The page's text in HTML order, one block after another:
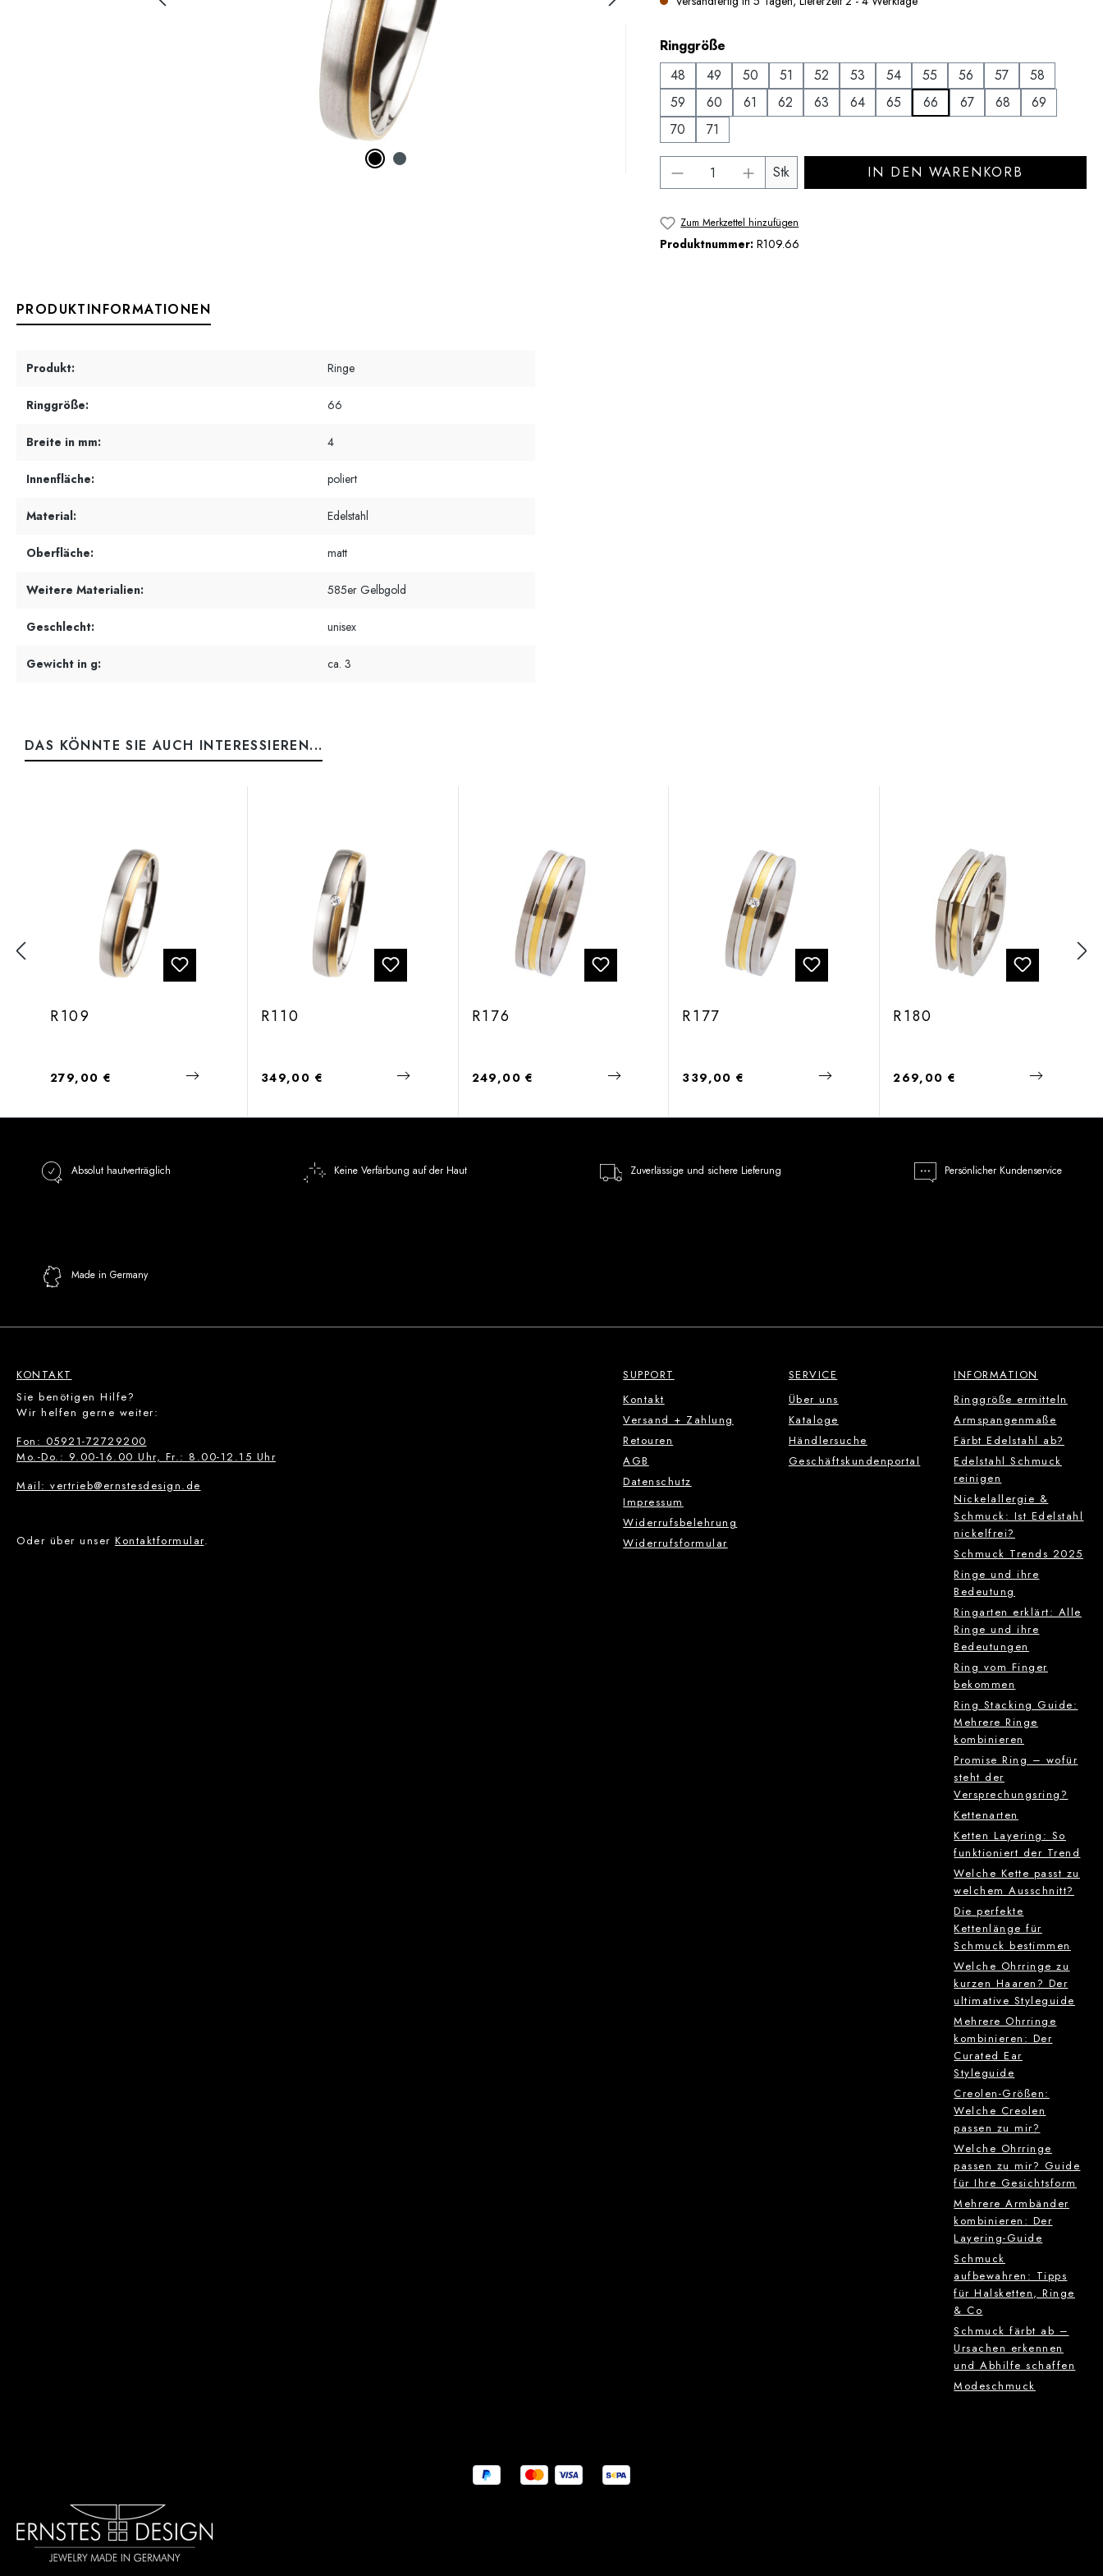
Ringgröße
48
49 50 51 52 53 54 55 56 57
58
59
60 61 62 63 64 65 66 67 68
69
70
71
Produkt Anzahl: Gib den gewünschten Wert ein
Stk IN DEN WARENKORB
Zum Merkzettel hinzufügen
Produktnummer: R109.66
PRODUKTINFORMATIONEN
Produkt: Ringe
Ringgröße: 66
Breite in mm: 4
Innenfläche: poliert
Material: Edelstahl
Oberfläche: matt
Weitere Materialien: 585er Gelbgold
Geschlecht: unisex
Gewicht in g: ca. 3
DAS KÖNNTE SIE AUCH INTERESSIEREN...
R109
Regulärer Preis:
279,00 €
R110
Regulärer Preis:
349,00 €
R176
Regulärer Preis:
249,00 €
R177
Regulärer Preis:
339,00 €
R180
Regulärer Preis:
269,00 €
Absolut hautverträglich Keine Verfärbung auf der Haut Zuverlässige und sichere Lieferung Persönlicher Kundenservice
Made in Germany
KONTAKT
Sie benötigen Hilfe?
Wir helfen gerne weiter:
Fon: 05921-72729200
Mo.-Do.: 9.00-16.00 Uhr, Fr.: 8.00-12.15 Uhr
Mail: vertrieb@ernstesdesign.de
Oder über unser Kontaktformular.
SUPPORT
Kontakt
Versand + Zahlung
Retouren
AGB
Datenschutz
Impressum
Widerrufsbelehrung
Widerrufsformular
SERVICE
Über uns
Kataloge
Händlersuche
Geschäftskundenportal
INFORMATION
Ringgröße ermitteln
Armspangenmaße
Färbt Edelstahl ab?
Edelstahl Schmuck
reinigen
Nickelallergie &
Schmuck: Ist Edelstahl
nickelfrei?
Schmuck Trends 2025
Ringe und ihre
Bedeutung
Ringarten erklärt: Alle
Ringe und ihre
Bedeutungen
Ring vom Finger
bekommen
Ring Stacking Guide:
Mehrere Ringe
kombinieren
Promise Ring – wofür
steht der
Versprechungsring?
Kettenarten
Ketten Layering: So
funktioniert der Trend
Welche Kette passt zu
welchem Ausschnitt?
Die perfekte
Kettenlänge für
Schmuck bestimmen
Welche Ohrringe zu
kurzen Haaren? Der
ultimative Styleguide
Mehrere Ohrringe
kombinieren: Der
Curated Ear
Styleguide
Creolen-Größen:
Welche Creolen
passen zu mir?
Welche Ohrringe
passen zu mir? Guide
für Ihre Gesichtsform
Mehrere Armbänder
kombinieren: Der
Layering-Guide
Schmuck
aufbewahren: Tipps
für Halsketten, Ringe
& Co
Schmuck färbt ab –
Ursachen erkennen
und Abhilfe schaffen
Modeschmuck